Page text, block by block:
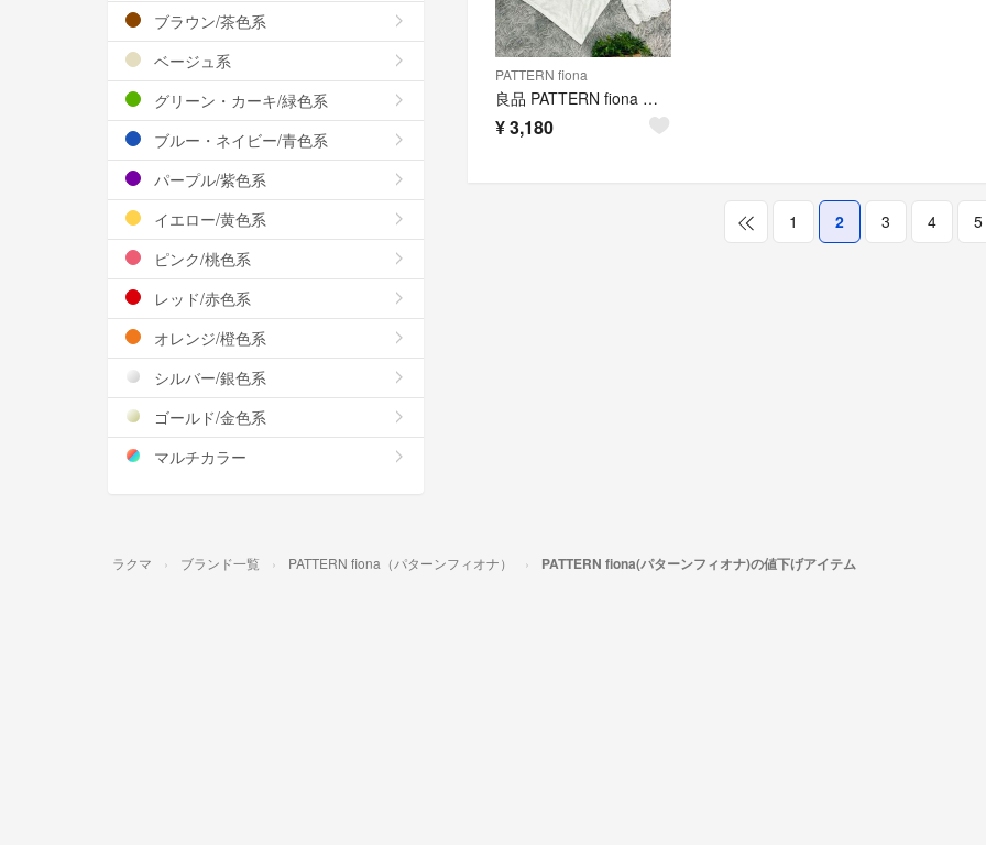
PATTERN fiona
良品 PATTERN fiona ブラウス M ホワイト 半袖
¥3,180
1 2 3 4 5
ブラウン/茶色系
ベージュ系
グリーン・カーキ/緑色系
ブルー・ネイビー/青色系
パープル/紫色系
イエロー/黄色系
ピンク/桃色系
レッド/赤色系
オレンジ/橙色系
シルバー/銀色系
ゴールド/金色系
マルチカラー
ラクマ ブランド一覧 PATTERN fiona（パターンフィオナ） PATTERN fiona(パターンフィオナ)の値下げアイテム